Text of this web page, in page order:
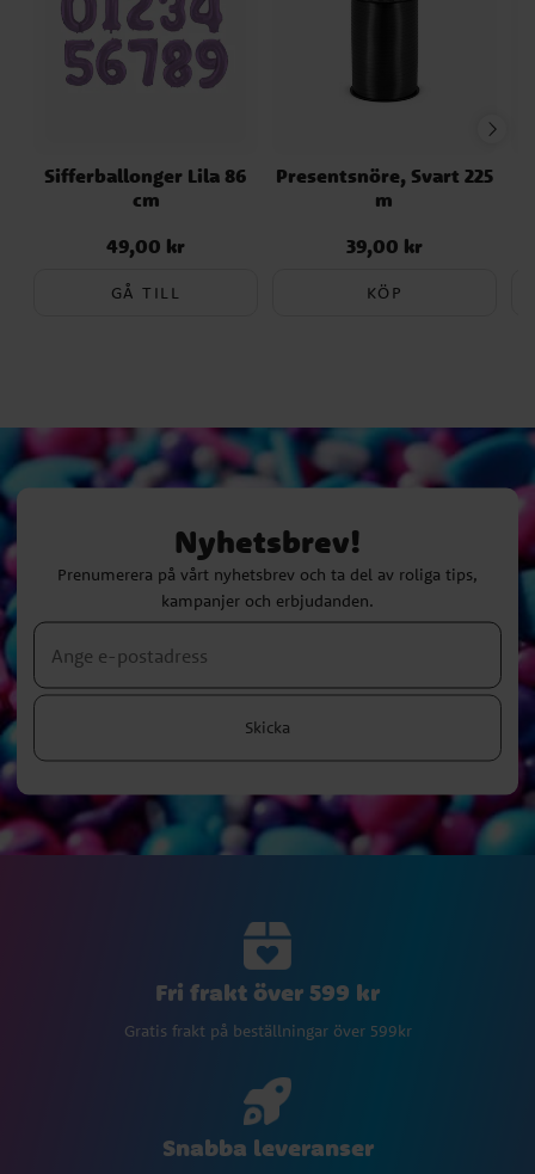
Sifferballonger Lila 86
cm
Pris:49,00 kr
49,00 kr
GÅ TILL
Presentsnöre, Svart 225
m
Pris:39,00 kr
39,00 kr
KÖP
Nyhetsbrev!
Prenumerera på vårt nyhetsbrev och ta del av roliga tips,
kampanjer och erbjudanden.
Skicka
Fri frakt över 599 kr
Gratis frakt på beställningar över 599kr
Snabba leveranser